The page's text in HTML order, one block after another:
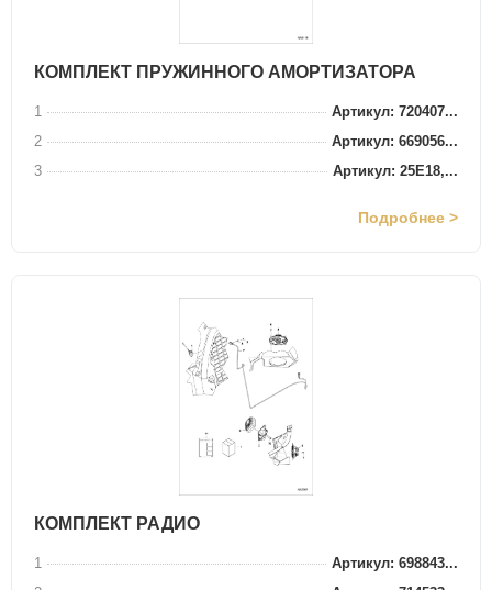
КОМПЛЕКТ ПРУЖИННОГО АМОРТИЗАТОРА
1
Артикул: 720407...
2
Артикул: 669056...
3
Артикул: 25E18,...
Подробнее >
КОМПЛЕКТ РАДИО
1
Артикул: 698843...